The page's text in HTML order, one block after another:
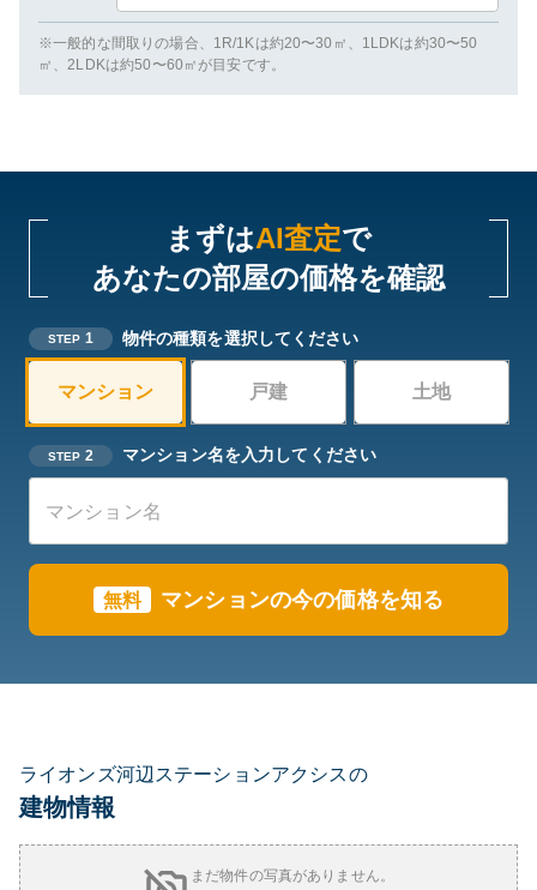
※一般的な間取りの場合、1R/1Kは約20〜30㎡、1LDKは約30〜50
㎡、2LDKは約50〜60㎡が目安です。
まずはAI査定で
あなたの部屋の価格を確認
STEP 1 物件の種類を選択してください
マンション 戸建 土地
STEP 2 マンション名を入力してください
無料 マンションの今の価格を知る
ライオンズ河辺ステーションアクシスの
建物情報
まだ物件の写真がありません。